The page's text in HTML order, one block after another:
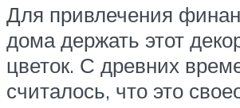
Для привлечения
дома держать этот
цветок. С древних
считалось, что это